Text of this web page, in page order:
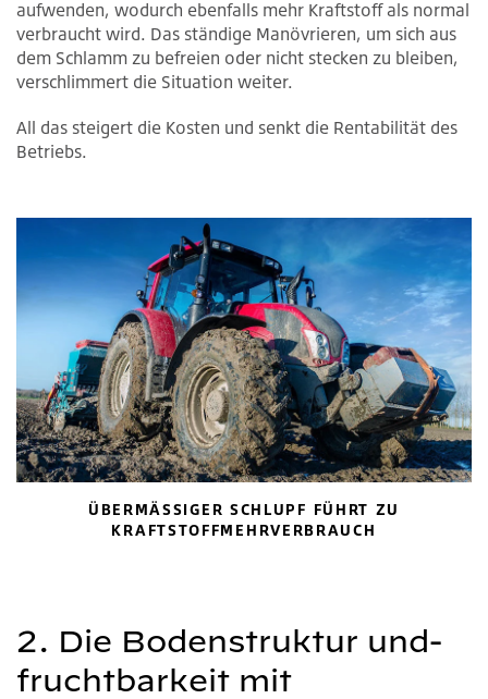
aufwenden, wodurch ebenfalls mehr Kraftstoff als normal
verbraucht wird. Das ständige Manövrieren, um sich aus
dem Schlamm zu befreien oder nicht stecken zu bleiben,
verschlimmert die Situation weiter.
All das steigert die Kosten und senkt die Rentabilität des
Betriebs.
ÜBERMÄSSIGER SCHLUPF FÜHRT ZU K
RAFTSTOFFMEHRVERBRAUCH
2. Die Bodenstruktur und-
fruchtbarkeit mit